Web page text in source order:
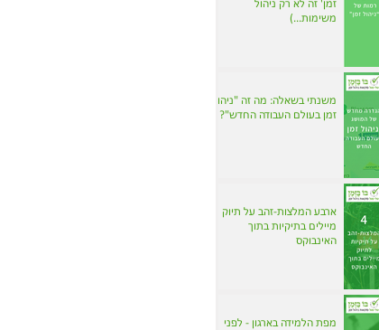
זמן' זה לא רק ניהול
משימות...)
משנתי בשאלה: מה זה "ניהול
זמן בעולם העבודה החדש"?
ארבע המלצות-זהב על תיוק
מיילים בתיקיות בתוך
האינבוקס
מפת הלמידה בארגון - לפני